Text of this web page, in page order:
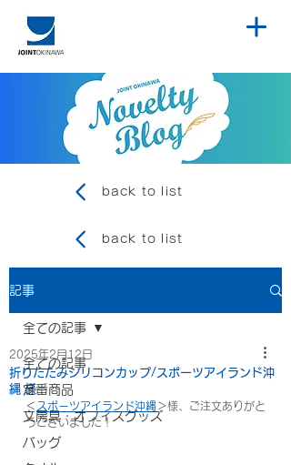
back to list
back to list
記事
全ての記事
定番商品
文房具・オフィスグッズ
バッグ
全ての記事
折りたたみシリコンカップ/スポーツアイランド沖
縄 様
2025年2月12日
＜ スポーツアイランド沖縄 ＞様、ご注文ありがと
うございました！